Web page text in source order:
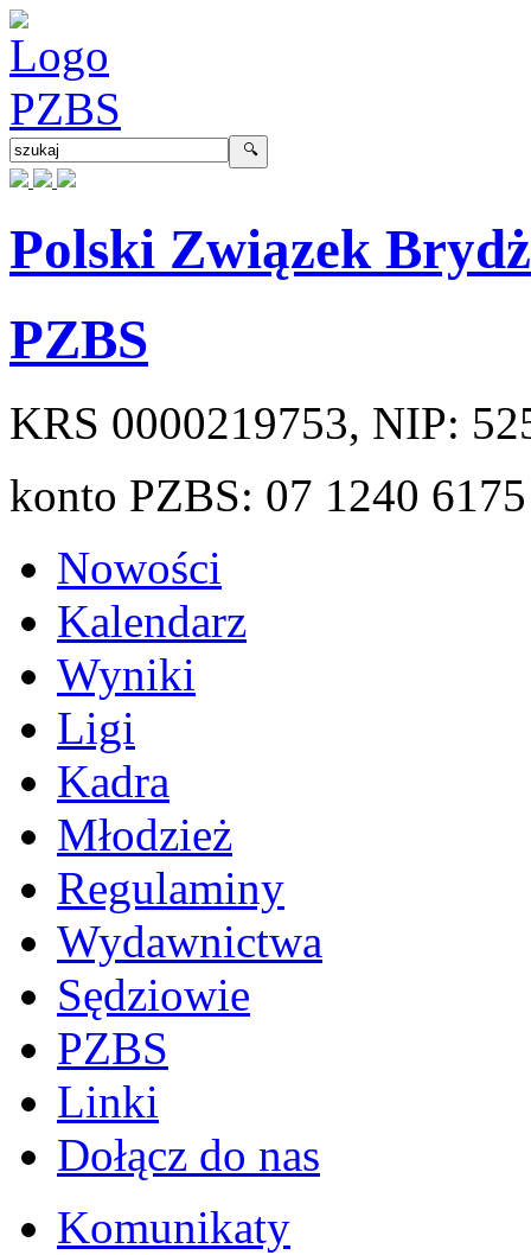
Polski Związek
PZBS
KRS 0000219753, NIP:
konto PZBS: 07 1240
Nowości
Kalendarz
Wyniki
Ligi
Kadra
Młodzież
Regulaminy
Wydawnictwa
Sędziowie
PZBS
Linki
Dołącz do nas
Komunikaty